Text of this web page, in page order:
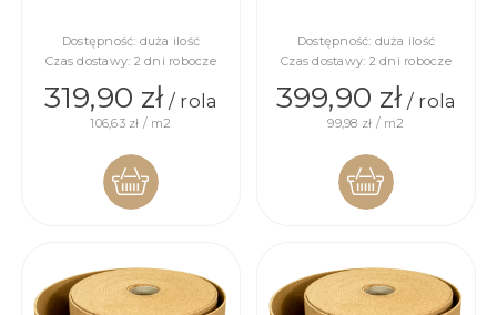
Dostępność: duża ilość
Czas dostawy: 2 dni robocze
319,90 zł/ rola
106,63 zł / m2
KOSZYKA
Dostępność: duża ilość
Czas dostawy: 2 dni robocze
399,90 zł/ rola
99,98 zł / m2
KOSZYKA